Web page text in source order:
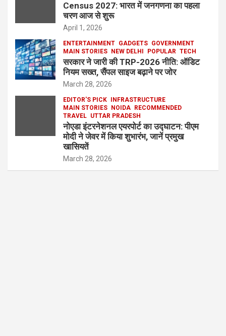
Census 2027: भारत में जनगणना का पहला
चरण आज से शुरू
April 1, 2026
ENTERTAINMENT GADGETS GOVERNMENT
MAIN STORIES
NEW DELHI POPULAR TECH
सरकार ने जारी की TRP-2026 नीति: ऑडिट
नियम सख्त, सैंपल साइज बढ़ाने पर जोर
March 28, 2026
EDITOR'S PICK
INFRASTRUCTURE
MAIN STORIES
NOIDA
RECOMMENDED
TRAVEL UTTAR PRADESH
नोएडा इंटरनेशनल एयरपोर्ट का उद्घाटन: पीएम
मोदी ने जेवर में किया शुभारंभ, जानें प्रमुख
खासियतें
March 28, 2026